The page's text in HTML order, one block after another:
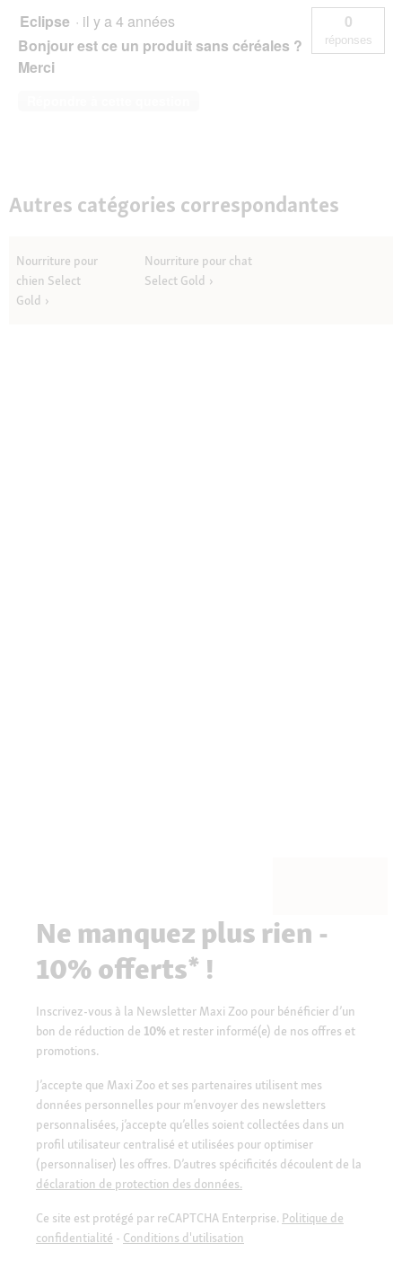
Eclipse · il y a 4 années
Bonjour est ce un produit sans céréales ?
Merci
0
réponses
Autres catégories correspondantes
Nourriture pour
chien Select
Gold
Nourriture pour chat
Select Gold
Ne manquez plus rien -
10% offerts* !
Inscrivez-vous à la Newsletter Maxi Zoo pour bénéficier d’un
bon de réduction de 10% et rester informé(e) de nos offres et
promotions.
J’accepte que Maxi Zoo et ses partenaires utilisent mes
données personnelles pour m’envoyer des newsletters
personnalisées, j’accepte qu’elles soient collectées dans un
profil utilisateur centralisé et utilisées pour optimiser
(personnaliser) les offres. D’autres spécificités découlent de la
déclaration de protection des données.
Ce site est protégé par reCAPTCHA Enterprise. Politique de
confidentialité - Conditions d'utilisation